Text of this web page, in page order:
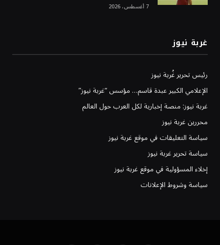
7 أغسطس، 2026
غربة نيوز
رئيس تحرير غُربة نيوز
الإعلامي الكبير عبدة قاسم… مؤسس “غربة نيوز”
غربة نيوز: منصة إخبارية لكل العرب حول العالم
محررين غربة نيوز
سياسة التعليقات في موقع غربة نيوز
سياسة تحرير غربة نيوز
إخلاء المسؤولية في موقع غربة نيوز
سياسة وشروط الإعلانات